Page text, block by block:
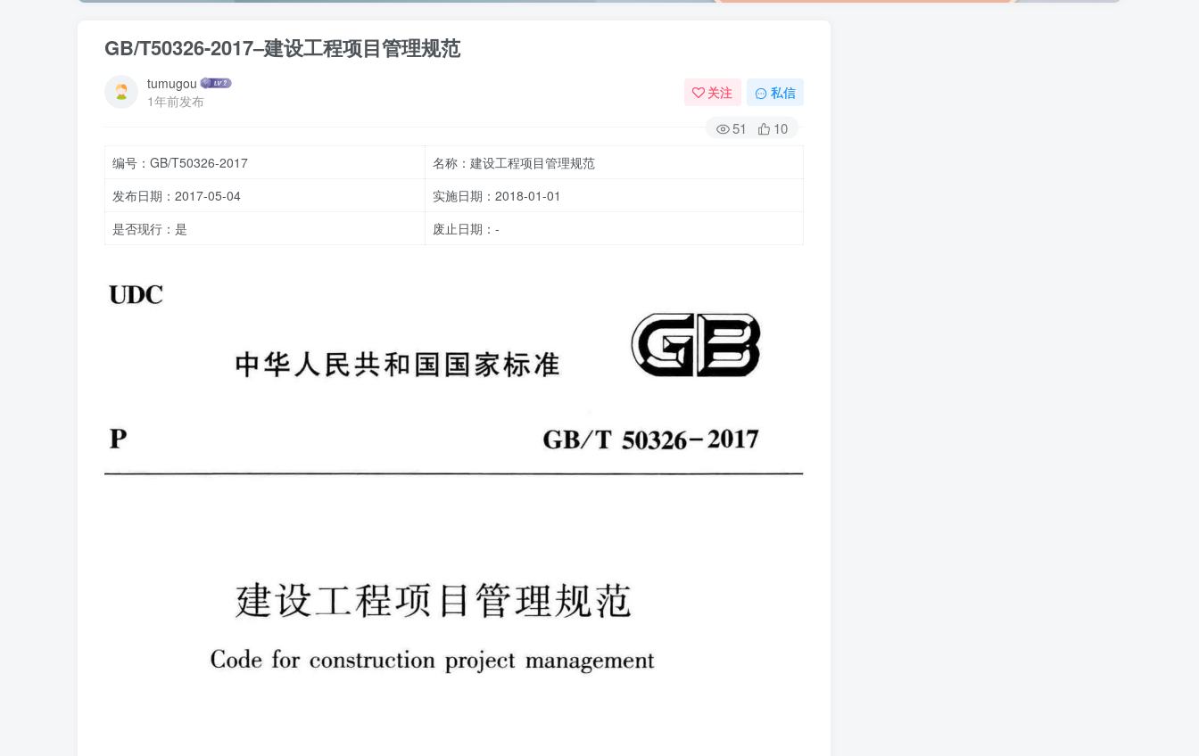
GB/T50326-2017–建设工程项目管理规范
tumugou
1年前发布
关注 私信
51 10
编号：GB/T50326-2017
名称：建设工程项目管理规范
发布日期：2017-05-04
实施日期：2018-01-01
是否现行：是
废止日期：-